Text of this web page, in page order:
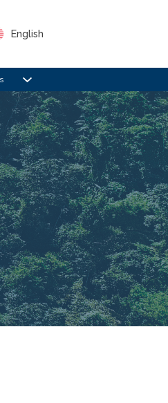
English